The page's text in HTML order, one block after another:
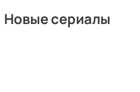
Новые сериалы